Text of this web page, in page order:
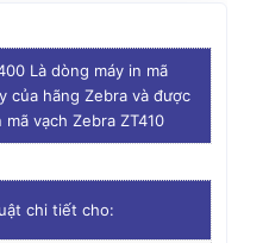
Là dòng máy in mã
của hãng Zebra và được
vạch Zebra ZT410
chi tiết cho: